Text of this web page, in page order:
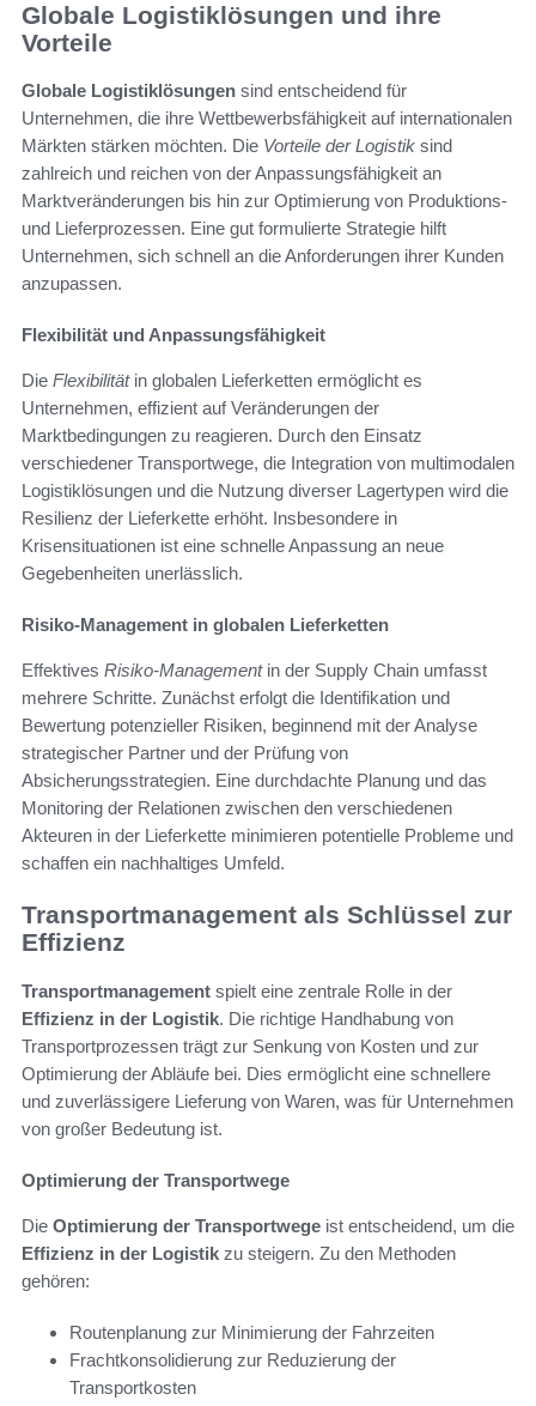
Globale Logistiklösungen und ihre
Vorteile
Globale Logistiklösungen sind entscheidend für
Unternehmen, die ihre Wettbewerbsfähigkeit auf internationalen
Märkten stärken möchten. Die Vorteile der Logistik sind
zahlreich und reichen von der Anpassungsfähigkeit an
Marktveränderungen bis hin zur Optimierung von Produktions-
und Lieferprozessen. Eine gut formulierte Strategie hilft
Unternehmen, sich schnell an die Anforderungen ihrer Kunden
anzupassen.
Flexibilität und Anpassungsfähigkeit
Die Flexibilitätin globalen Lieferketten ermöglicht es
Unternehmen, effizient auf Veränderungen der
Marktbedingungen zu reagieren. Durch den Einsatz
verschiedener Transportwege, die Integration von multimodalen
Logistiklösungen und die Nutzung diverser Lagertypen wird die
Resilienz der Lieferkette erhöht. Insbesondere in
Krisensituationen ist eine schnelle Anpassung an neue
Gegebenheiten unerlässlich.
Risiko-Management in globalen Lieferketten
Effektives Risiko-Managementin der Supply Chain umfasst
mehrere Schritte. Zunächst erfolgt die Identifikation und
Bewertung potenzieller Risiken, beginnend mit der Analyse
strategischer Partner und der Prüfung von
Absicherungsstrategien. Eine durchdachte Planung und das
Monitoring der Relationen zwischen den verschiedenen
Akteuren in der Lieferkette minimieren potentielle Probleme und
schaffen ein nachhaltiges Umfeld.
Transportmanagement als Schlüssel zur
Effizienz
Transportmanagement spielt eine zentrale Rolle in der
Effizienz in der Logistik. Die richtige Handhabung von
Transportprozessen trägt zur Senkung von Kosten und zur
Optimierung der Abläufe bei. Dies ermöglicht eine schnellere
und zuverlässigere Lieferung von Waren, was für Unternehmen
von großer Bedeutung ist.
Optimierung der Transportwege
Die Optimierung der Transportwege ist entscheidend, um die
Effizienz in der Logistik zu steigern. Zu den Methoden
gehören:
Routenplanung zur Minimierung der Fahrzeiten
Frachtkonsolidierung zur Reduzierung der
Transportkosten